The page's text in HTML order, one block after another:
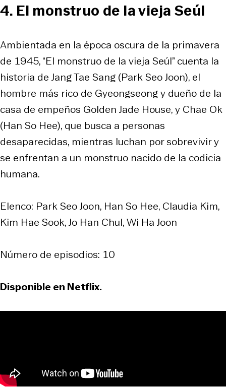
4. El monstruo de la vieja Seúl
Ambientada en la época oscura de la primavera
de 1945, “El monstruo de la vieja Seúl” cuenta la
historia de Jang Tae Sang (Park Seo Joon), el
hombre más rico de Gyeongseong y dueño de la
casa de empeños Golden Jade House, y Chae Ok
(Han So Hee), que busca a personas
desaparecidas, mientras luchan por sobrevivir y
se enfrentan a un monstruo nacido de la codicia
humana.
Elenco: Park Seo Joon, Han So Hee, Claudia Kim,
Kim Hae Sook, Jo Han Chul, Wi Ha Joon
Número de episodios: 10
Disponible en Netflix.